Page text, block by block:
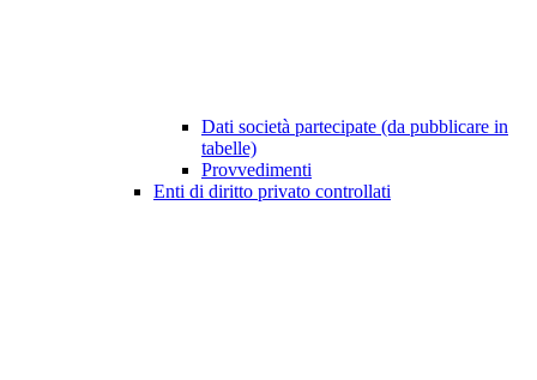
Dati società partecipate (da pubblicare in
tabelle)
Provvedimenti
Enti di diritto privato controllati